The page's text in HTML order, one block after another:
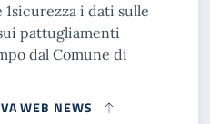
i dati sulle
pattugliamenti
dal Comune di
WEB NEWS